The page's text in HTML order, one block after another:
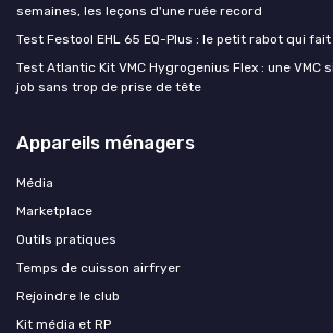
semaines, les leçons d'une ruée record
Test Festool EHL 65 EQ-Plus : le petit rabot qui
Test Atlantic Kit VMC Hygrogenius Flex : une VMC
job sans trop de prise de tête
Appareils ménagers
Média
Marketplace
Outils pratiques
Temps de cuisson airfryer
Rejoindre le club
Kit média et RP